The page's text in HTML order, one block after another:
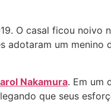
O casal ficou noivo
um menino
Nakamura. Em um
que seus